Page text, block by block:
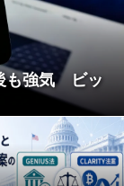
も強気 ビッ